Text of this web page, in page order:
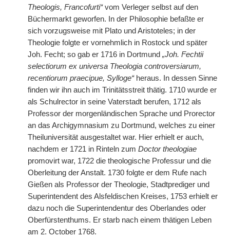
Theologis, Francofurti“vom Verleger selbst auf den
Büchermarkt geworfen. In der Philosophie befaßte er
sich vorzugsweise mit Plato und Aristoteles; in der
Theologie folgte er vornehmlich in Rostock und später
Joh. Fecht; so gab er 1716 in Dortmund „Joh. Fechtii
selectiorum ex universa Theologia controversiarum,
recentiorum praecipue, Sylloge“heraus. In dessen Sinne
finden wir ihn auch im Trinitätsstreit thätig. 1710 wurde er
als Schulrector in seine Vaterstadt berufen, 1712 als
Professor der morgenländischen Sprache und Prorector
an das Archigymnasium zu Dortmund, welches zu einer
Theiluniversität ausgestaltet war. Hier erhielt er auch,
nachdem er 1721 in Rinteln zum Doctor theologiae
promovirt war, 1722 die theologische Professur und die
Oberleitung der Anstalt. 1730 folgte er dem Rufe nach
Gießen als Professor der Theologie, Stadtprediger und
Superintendent des Alsfeldischen Kreises, 1753 erhielt er
dazu noch die Superintendentur des Oberlandes oder
Oberfürstenthums. Er starb nach einem thätigen Leben
am 2. October 1768.